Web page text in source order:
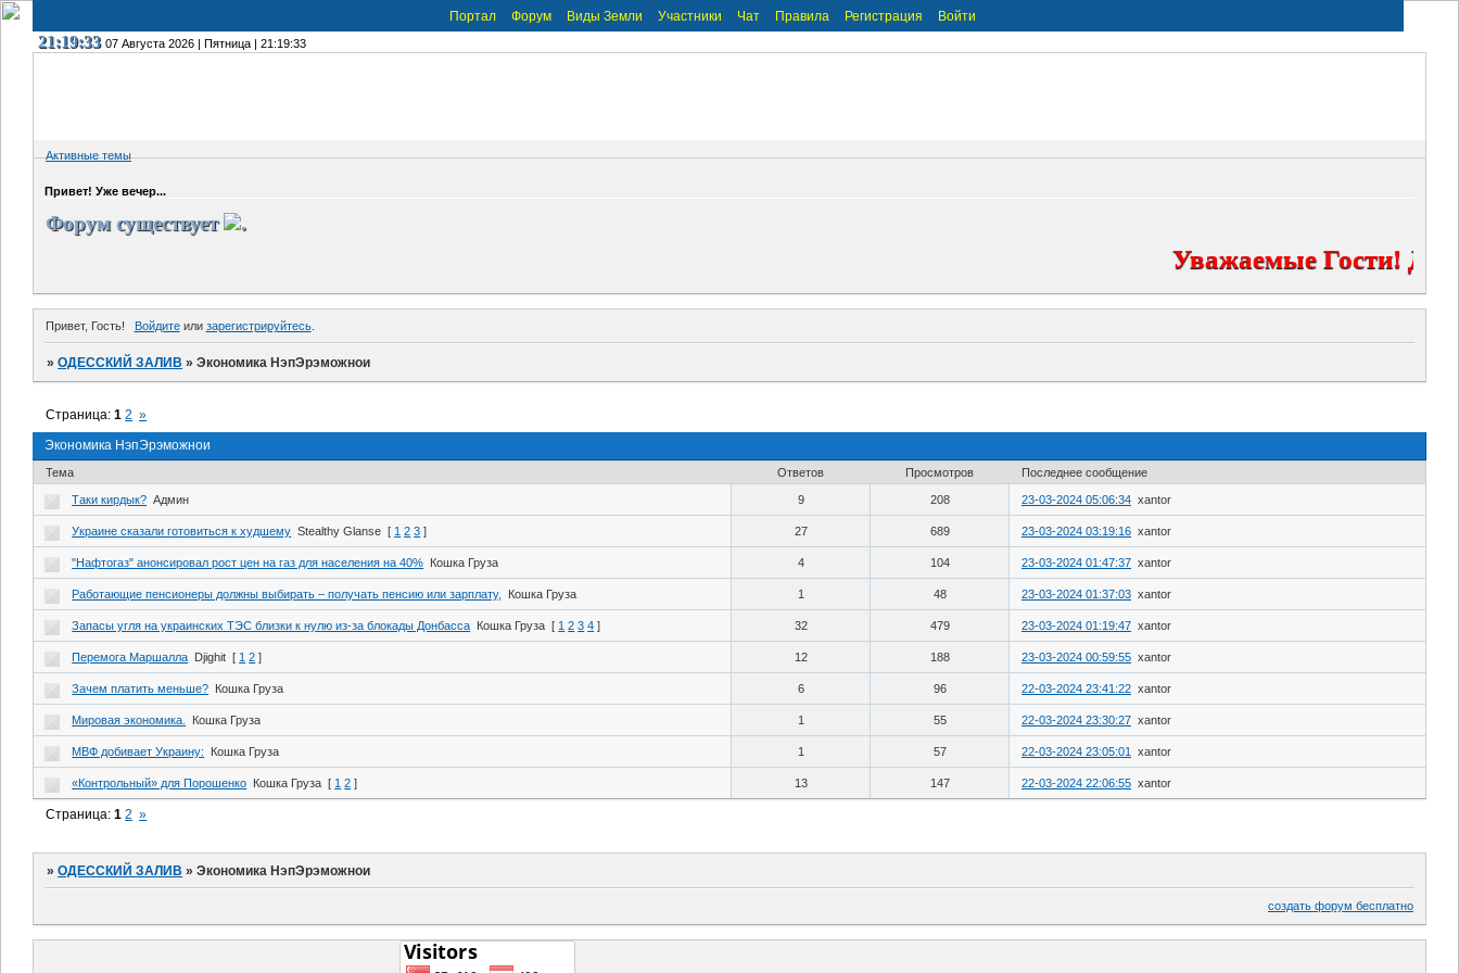
21:19:33 07 Августа 2026 | Пятница | 21:19:33
Портал Форум Виды Земли Участники Чат Правила Регистрация Войти
Активные темы
Привет! Уже вечер...
Форум существует
.
Уважаемые Гости!
Привет, Гость! Войдитеили зарегистрируйтесь.
»ОДЕССКИЙ ЗАЛИВ »Экономика НэпЭрэможнои
Экономика НэпЭрэможнои
Страница:1 2 »
Тема Ответов Просмотров Последнее сообщение
Таки кирдык? Админ 9 208 23-03-2024 05:06:34 xantor
Украине сказали готовиться к худшему Stealthy Glanse [ 1 2 3 ] 27 689 23-03-2024 03:19:16 xantor
"Нафтогаз" анонсировал рост цен на газ для населения на 40% Кошка Груза 4 104 23-03-2024 01:47:37 xantor
Работающие пенсионеры должны выбирать – получать пенсию или зарплату, Кошка Груза 1 48 23-03-2024 01:37:03 xantor
Запасы угля на украинских ТЭС близки к нулю из-за блокады Донбасса Кошка Груза [ 1 2 3 4 ] 32 479 23-03-2024 01:19:47 xantor
Перемога Маршалла Djighit [ 1 2 ] 12 188 23-03-2024 00:59:55 xantor
Зачем платить меньше? Кошка Груза 6 96 22-03-2024 23:41:22 xantor
Мировая экономика. Кошка Груза 1 55 22-03-2024 23:30:27 xantor
МВФ добивает Украину: Кошка Груза 1 57 22-03-2024 23:05:01 xantor
«Контрольный» для Порошенко Кошка Груза [ 1 2 ] 13 147 22-03-2024 22:06:55 xantor
Страница:1 2 »
»ОДЕССКИЙ ЗАЛИВ »Экономика НэпЭрэможнои
создать форум бесплатно